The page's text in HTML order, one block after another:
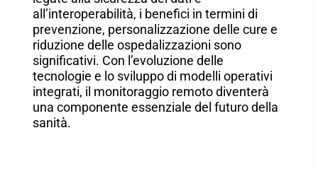
all’interoperabilità, i benefici in termini di
prevenzione, personalizzazione delle cure e
riduzione delle ospedalizzazioni sono
significativi. Con l’evoluzione delle
tecnologie e lo sviluppo di modelli operativi
integrati, il monitoraggio remoto diventerà
una componente essenziale del futuro della
sanità.